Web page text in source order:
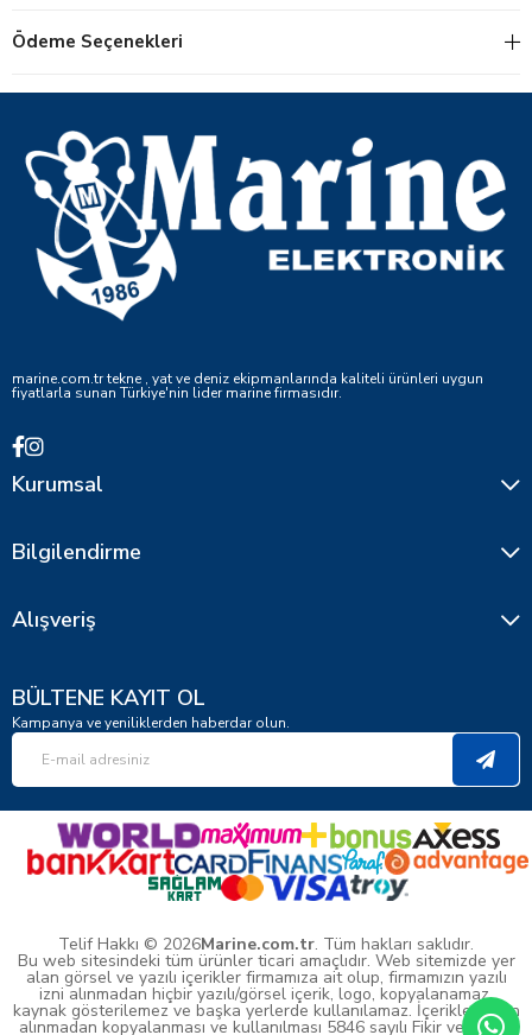
Ödeme Seçenekleri
marine.com.tr tekne , yat ve deniz ekipmanlarında kaliteli ürünleri uygun
fiyatlarla sunan Türkiye'nin lider marine firmasıdır.
Kurumsal
Bilgilendirme
Alışveriş
BÜLTENE KAYIT OL
Kampanya ve yeniliklerden haberdar olun.
Telif Hakkı © 2026Marine.com.tr. Tüm hakları saklıdır.
Bu web sitesindeki tüm ürünler ticari amaçlıdır. Web sitemizde yer
alan görsel ve yazılı içerikler firmamıza ait olup, firmamızın yazılı
izni alınmadan hiçbir yazılı/görsel içerik, logo, kopyalanamaz,
kaynak gösterilemez ve başka yerlerde kullanılamaz. İçeriklerin izin
alınmadan kopyalanması ve kullanılması 5846 sayılı Fikir ve Sanat